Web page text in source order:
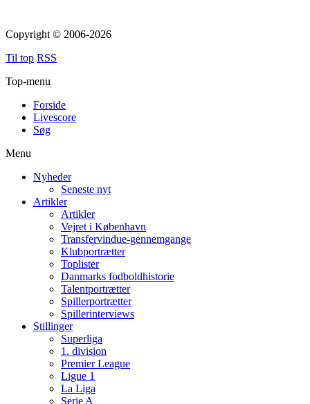
Copyright © 2006-2026
Til top RSS
Top-menu
Forside
Livescore
Søg
Menu
Nyheder
Seneste nyt
Artikler
Artikler
Vejret i København
Transfervindue-gennemgange
Klubportrætter
Toplister
Danmarks fodboldhistorie
Talentportrætter
Spillerportrætter
Spillerinterviews
Stillinger
Superliga
1. division
Premier League
Ligue 1
La Liga
Serie A